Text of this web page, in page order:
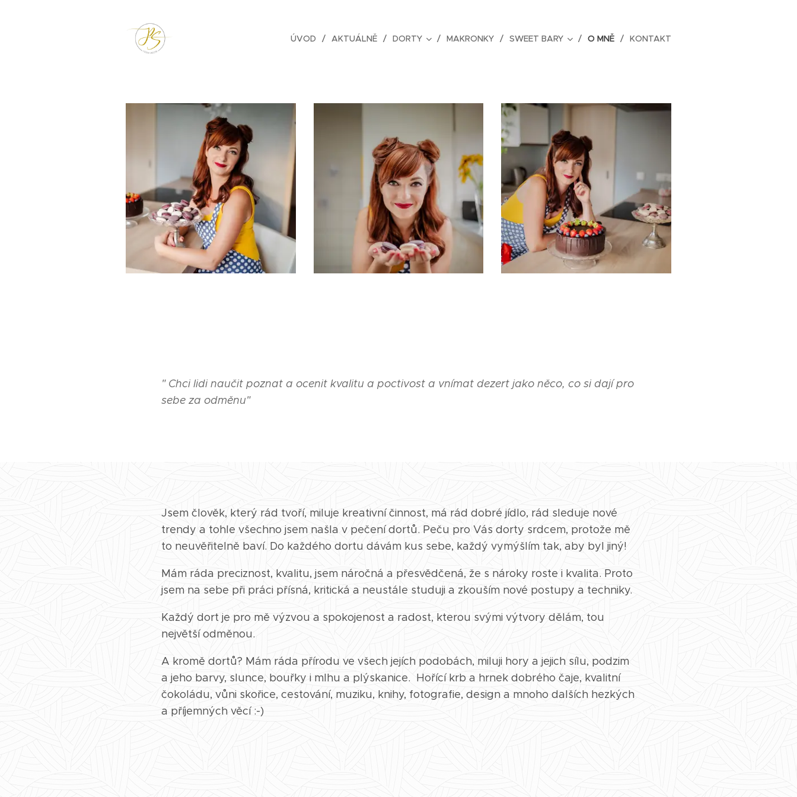
ÚVOD AKTUÁLNĚ DORTY MAKRONKY SWEET BARY O MNĚ KONTAKT
" Chci lidi naučit poznat a ocenit kvalitu a poctivost a vnímat dezert jako něco, co si dají pro
sebe za odměnu"
Jsem člověk, který rád tvoří, miluje kreativní činnost, má rád dobré jídlo, rád sleduje nové
trendy a tohle všechno jsem našla v pečení dortů. Peču pro Vás dorty srdcem, protože mě
to neuvěřitelně baví. Do každého dortu dávám kus sebe, každý vymýšlím tak, aby byl jiný!
Mám ráda preciznost, kvalitu, jsem náročná a přesvědčená, že s nároky roste i kvalita. Proto
jsem na sebe při práci přísná, kritická a neustále studuji a zkouším nové postupy a techniky.
Každý dort je pro mě výzvou a spokojenost a radost, kterou svými výtvory dělám, tou
největší odměnou.
A kromě dortů? Mám ráda přírodu ve všech jejích podobách, miluji hory a jejich sílu, podzim
a jeho barvy, slunce, bouřky i mlhu a plýskanice. Hořící krb a hrnek dobrého čaje, kvalitní
čokoládu, vůni skořice, cestování, muziku, knihy, fotografie, design a mnoho dalších hezkých
a příjemných věcí :-)